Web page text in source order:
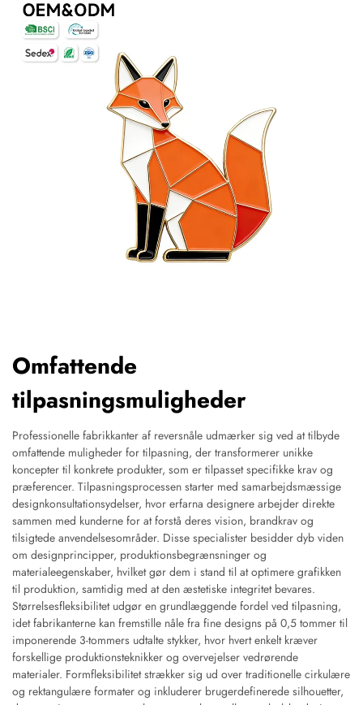
Omfattende
tilpasningsmuligheder
Professionelle fabrikkanter af reversnåle udmærker sig ved at tilbyde
omfattende muligheder for tilpasning, der transformerer unikke
koncepter til konkrete produkter, som er tilpasset specifikke krav og
præferencer. Tilpasningsprocessen starter med samarbejdsmæssige
designkonsultationsydelser, hvor erfarna designere arbejder direkte
sammen med kunderne for at forstå deres vision, brandkrav og
tilsigtede anvendelsesområder. Disse specialister besidder dyb viden
om designprincipper, produktionsbegrænsninger og
materialeegenskaber, hvilket gør dem i stand til at optimere grafikken
til produktion, samtidig med at den æstetiske integritet bevares.
Størrelsesfleksibilitet udgør en grundlæggende fordel ved tilpasning,
idet fabrikanterne kan fremstille nåle fra fine designs på 0,5 tommer til
imponerende 3-tommers udtalte stykker, hvor hvert enkelt kræver
forskellige produktionsteknikker og overvejelser vedrørende
materialer. Formfleksibilitet strækker sig ud over traditionelle cirkulære
og rektangulære formater og inkluderer brugerdefinerede silhouetter,